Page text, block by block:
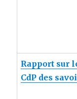
Rapport sur
CdP des